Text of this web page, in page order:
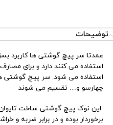
توضیحات
عمدتا سر پیچ گوشتی ها کاربرد
استفاده می کنند دارد و برای
استفاده می شود. سر پیچ گوشتی
چهارسو و… تقسیم می شوند
این نوک پیچ گوشتی ساخت
برخوردار بوده و در برابر ضربه و